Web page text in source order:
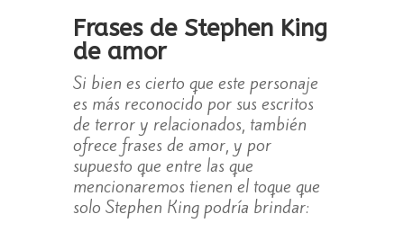
Frases de Stephen King
de amor
Si bien es cierto que este personaje
es más reconocido por sus escritos
de terror y relacionados, también
ofrece frases de amor, y por
supuesto que entre las que
mencionaremos tienen el toque que
solo Stephen King podría brindar: